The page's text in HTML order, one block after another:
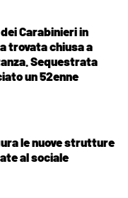
Carabinieri in
trovata chiusa a
Sequestrata
un 52enne
le nuove strutture
al sociale